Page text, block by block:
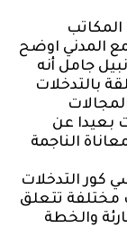
المدني اوضح
جامل أنه
بالتدخلات
بعيدا عن
الناجمة
التدخلات
في مجالات مختلفة تتعلق
والخطة